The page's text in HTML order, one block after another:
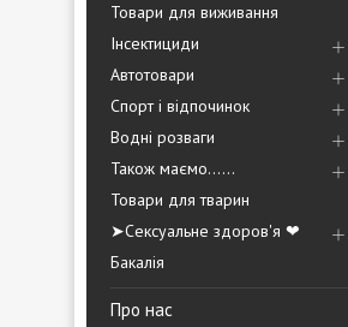
Товари для виживання
Інсектициди
Автотовари
Спорт і відпочинок
Водні розваги
Також маємо......
Товари для тварин
➤Сексуальне здоров'я ❤
Бакалія
Про нас